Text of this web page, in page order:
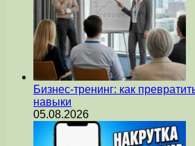
Бизнес-тренинг: как
навыки
05.08.2026